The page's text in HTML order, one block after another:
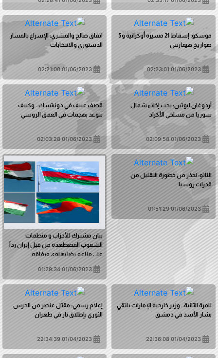
موسكو: إسقاط 21 مسيرة أوكرانية و5
صواريخ هيمارس
01/06/2023 02:23:01
اتفاق صالح والمشري: الإسراع بالمسار
الدستوري والانتخابات
01/06/2023 02:21:00
أردوغان لبوتين: يجب إخلاء شمال
سوريا من مسلحي الأكراد
01/06/2023 02:09:58
قصف عنيف في دونيتسك.. وكييف
تتوعد بهجمات في العمق الروسي
01/06/2023 02:03:28
الناتو: نحذر من خطورة التقليل من
قدرات روسيا
01/06/2023 01:51:29
بيان مشترك للأحزاب و منظمات
الشعوب المضطهدة من قبل إيران رداً
على مزاعم رضا بهلوي ورفاقه.
01/06/2023 01:29:34
للمرة الثانية.. وزير خارجية الإمارات يلتقي
بشار الأسد في دمشق
01/04/2023 22:36:08
إعلام رسمي: مقتل عنصر من الحرس
الثوري بإطلاق نار في طهران
01/04/2023 22:34:39